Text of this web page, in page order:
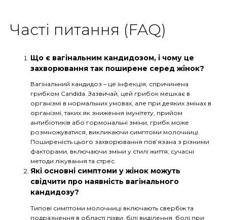
Часті питання (FAQ)
Що є вагінальним кандидозом, і чому це
захворювання так поширене серед жінок?
Вагінальний кандидоз – це інфекція, спричинена
грибком Candida. Зазвичай, цей грибок мешкає в
організмі в нормальних умовах, але при деяких змінах в
організмі, таких як зниження імунітету, прийом
антибіотиків або гормональні зміни, грибк може
розмножуватися, викликаючи симптоми молочниці.
Поширеність цього захворювання пов’язана з різними
факторами, включаючи зміни у стилі життя, сучасні
методи лікування та стрес.
Які основні симптоми у жінок можуть
свідчити про наявність вагінального
кандидозу?
Типові симптоми молочниці включають свербіж та
подразнення в області піхви, білі виділення, болі при